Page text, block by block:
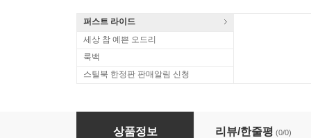
퍼스트 라이드
세상 참 예쁜 오드리
룩백
스틸북 한정판 판매알림 신청
성월동화 2 - 오키나와 랑데뷰
상품정보 리뷰/한줄평 (0/0)